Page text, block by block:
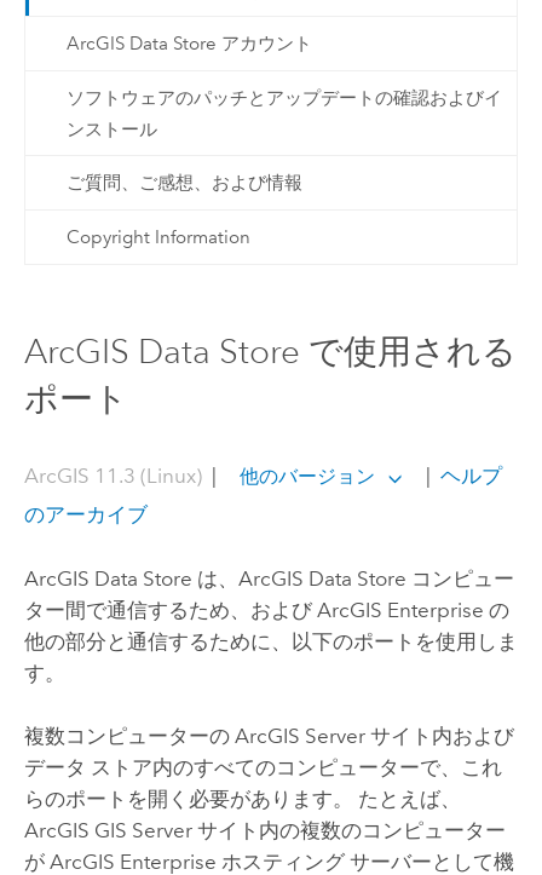
ArcGIS Data Store アカウント
ソフトウェアのパッチとアップデートの確認およびイ
ンストール
ご質問、ご感想、および情報
Copyright Information
ArcGIS Data Store で使用される
ポート
ArcGIS 11.3 (Linux)| 他のバージョン | ヘルプ
のアーカイブ
ArcGIS Data Store は、 ArcGIS Data Store コンピュー
ター間で通信するため、および ArcGIS Enterprise の
他の部分と通信するために、以下のポートを使用しま
す。
複数コンピューターの ArcGIS Serverサイト内および
データ ストア内のすべてのコンピューターで、これ
らのポートを開く必要があります。 たとえば、
ArcGIS GIS Serverサイト内の複数のコンピューター
が ArcGIS Enterprise ホスティング サーバーとして機